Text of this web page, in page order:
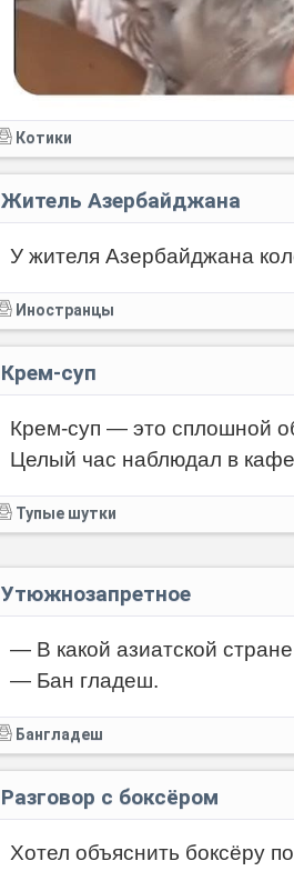
Котики
Житель Азербайджана
У жителя Азербайджана
Иностранцы
Крем-суп
Крем-суп — это сплошной
Целый час наблюдал в
Тупые шутки
Утюжнозапретное
— В какой азиатской
— Бан гладеш.
Бангладеш
Разговор с боксёром
Хотел объяснить боксёру